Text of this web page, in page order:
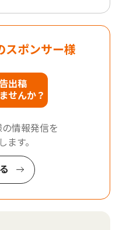
スポンサー様
出稿
せんか？
情報発信を
ます。